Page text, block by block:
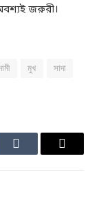
জরুরী।
মুখ সাদা
Tumblr Email